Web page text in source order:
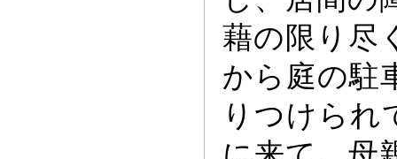
藉の限り尽
から庭の駐
りつけられ